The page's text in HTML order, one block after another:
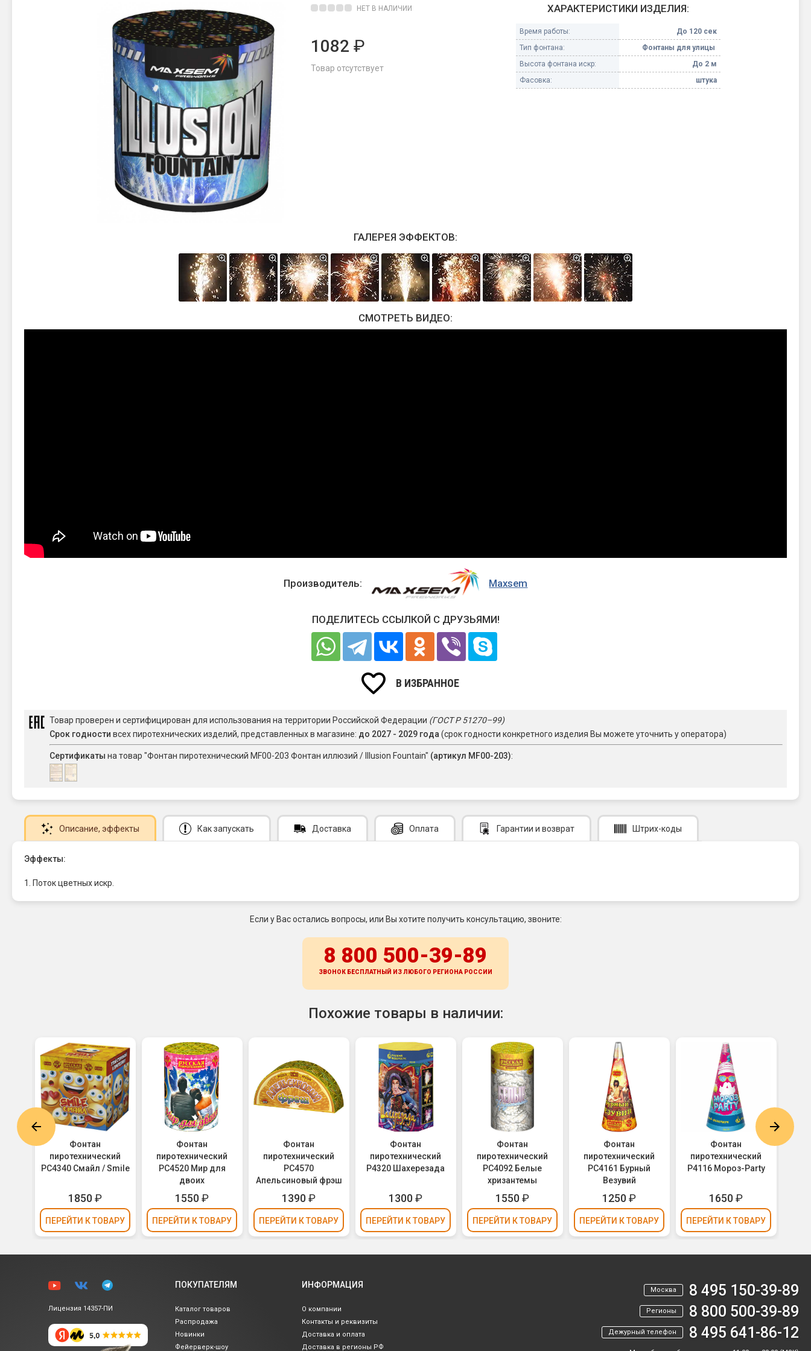
Фейерверки на свадьбу
Батареи салютов
Маленькие фейерверки
Средние фейерверки
Петарды
Терочные
Фитильные
Лимонки, гранаты
Корсары
Летающие и наземные
Бабочки, пчелы
Жуки
Циркоблицы
Цветной дым и огонь
Стробоскопы
Сигнальная пиротехника
Бенгальские огни малые
Бенгальские огни большие
Фестивальные шары
Небесные фонарики
Оборудование для
НЕТ В НАЛИЧИИ
1082 ₽
Товар отсутствует
ХАРАКТЕРИСТИКИ ИЗДЕЛИЯ:
Время работы:
До 120 сек
Тип фонтана:
Фонтаны для улицы
Высота фонтана искр:
До 2 м
Фасовка:
штука
ГАЛЕРЕЯ ЭФФЕКТОВ:
СМОТРЕТЬ ВИДЕО:
Производитель: Maxsem
ПОДЕЛИТЕСЬ ССЫЛКОЙ С ДРУЗЬЯМИ!
В ИЗБРАННОЕ
Товар проверен и сертифицирован для использования на территории Российской Федерации (ГОСТ Р 51270–99)
Срок годности всех пиротехнических изделий, представленных в магазине: до 2027 - 2029 года (срок годности конкретного изделия Вы можете уточнить у оператора)
Сертификаты на товар "Фонтан пиротехнический MF00-203 Фонтан иллюзий / Illusion Fountain" (артикул MF00-203):
Описание, эффекты Как запускать Доставка Оплата Гарантии и возврат Штрих-коды
Эффекты:
1. Поток цветных искр.
Если у Вас остались вопросы, или Вы хотите получить консультацию, звоните:
8 800 500-39-89
ЗВОНОК БЕСПЛАТНЫЙ ИЗ ЛЮБОГО РЕГИОНА РОССИИ
Похожие товары в наличии:
Фонтан
пиротехнический
РС4340 Смайл / Smile
1850₽
ПЕРЕЙТИ К ТОВАРУ
Фонтан
пиротехнический
РС4520 Мир для
двоих
1550₽
ПЕРЕЙТИ К ТОВАРУ
Фонтан
пиротехнический
РС4570
Апельсиновый фрэш
1390₽
ПЕРЕЙТИ К ТОВАРУ
Фонтан
пиротехнический
Р4320 Шахерезада
1300₽
ПЕРЕЙТИ К ТОВАРУ
Фонтан
пиротехнический
РС4092 Белые
хризантемы
1550₽
ПЕРЕЙТИ К ТОВАРУ
Фонтан
пиротехнический
РС4161 Бурный
Везувий
1250₽
ПЕРЕЙТИ К ТОВАРУ
Фонтан
пиротехнический
Р4116 Мороз-Party
1650₽
ПЕРЕЙТИ К ТОВАРУ
Лицензия 14357-ПИ
ПОКУПАТЕЛЯМ
Каталог товаров
Распродажа
Новинки
Фейерверк-шоу
ИНФОРМАЦИЯ
О компании
Контакты и реквизиты
Доставка и оплата
Доставка в регионы РФ
Москва 8 495 150-39-89
Регионы 8 800 500-39-89
Дежурный телефон 8 495 641-86-12